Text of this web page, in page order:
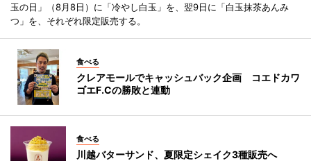
玉の日」（8月8日）に「冷やし白玉」を、翌9日に「白玉抹茶あんみ
つ」を、それぞれ限定販売する。
食べる
クレアモールでキャッシュバック企画 コエドカワ
ゴエF.Cの勝敗と連動
食べる
川越バターサンド、夏限定シェイク3種販売へ